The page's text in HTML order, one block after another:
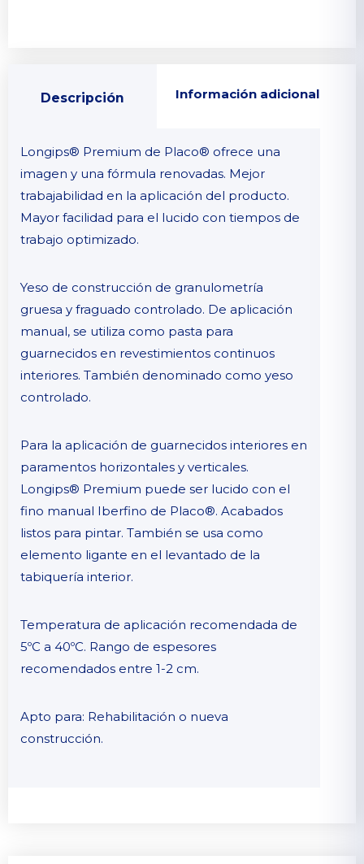
Descripción Información adicional
Longips® Premium de Placo® ofrece una
imagen y una fórmula renovadas. Mejor
trabajabilidad en la aplicación del producto.
Mayor facilidad para el lucido con tiempos de
trabajo optimizado.
Yeso de construcción de granulometría
gruesa y fraguado controlado. De aplicación
manual, se utiliza como pasta para
guarnecidos en revestimientos continuos
interiores. También denominado como yeso
controlado.
Para la aplicación de guarnecidos interiores en
paramentos horizontales y verticales.
Longips® Premium puede ser lucido con el
fino manual Iberfino de Placo®. Acabados
listos para pintar. También se usa como
elemento ligante en el levantado de la
tabiquería interior.
Temperatura de aplicación recomendada de
5ºC a 40ºC. Rango de espesores
recomendados entre 1-2 cm.
Apto para: Rehabilitación o nueva
construcción.